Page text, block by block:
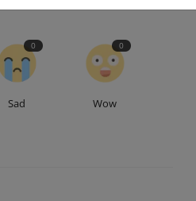
0
Sad
0
Wow